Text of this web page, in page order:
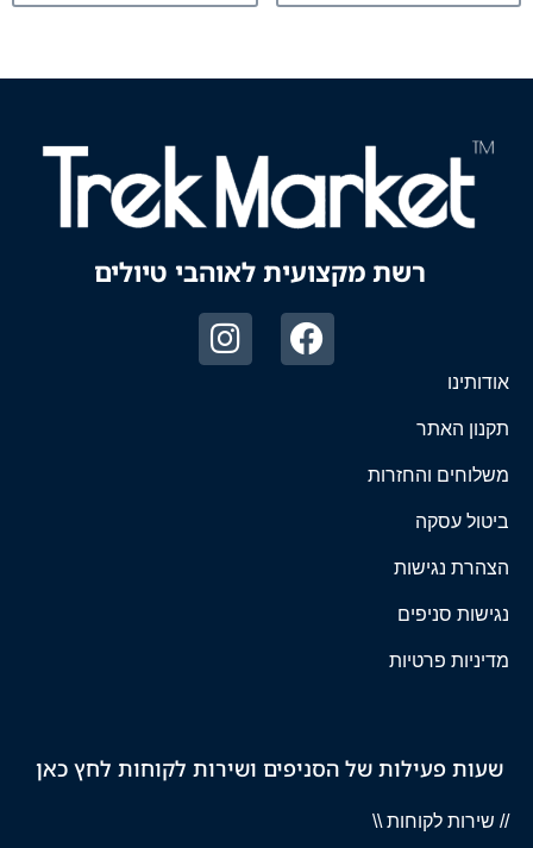
רשת מקצועית לאוהבי טיולים
אודותינו
תקנון האתר
משלוחים והחזרות
ביטול עסקה
הצהרת נגישות
נגישות סניפים
מדיניות פרטיות
שעות פעילות של הסניפים ושירות לקוחות לחץ כאן
// שירות לקוחות \\